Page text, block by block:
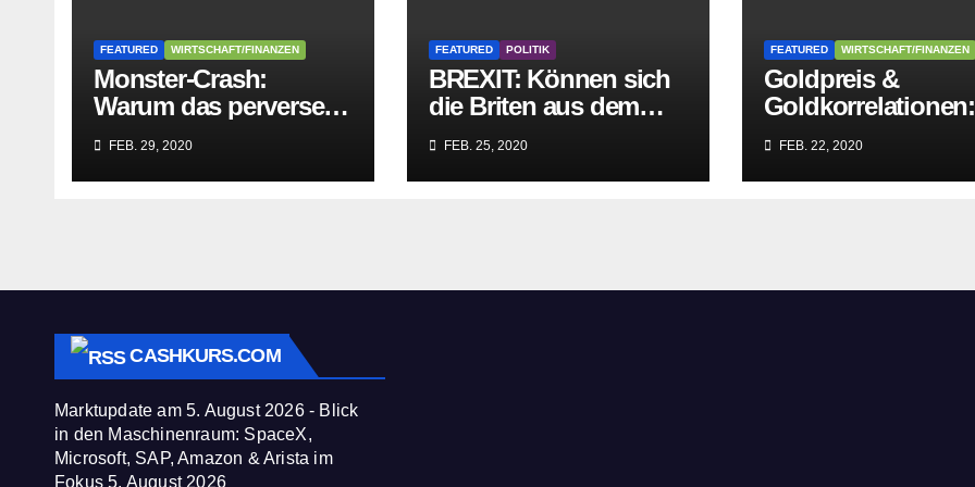
FEATURED WIRTSCHAFT/FINANZEN
Monster-Crash:
Warum das perverse
Lügengebäude der
Sozialisten in sich
zusammenbricht!
FEB. 29, 2020
FEATURED POLITIK
BREXIT: Können sich
die Briten aus dem
Würgegriff der
parasitären EU-Mafia
befreien?
FEB. 25, 2020
FEATURED WIRTSCHAFT/FINANZEN
Goldpreis &
Goldkorrelationen:
Warum man die
Goldpreisanalyse
besser Profis
FEB. 22, 2020
CASHKURS.COM
Marktupdate am 5. August 2026 - Blick
in den Maschinenraum: SpaceX,
Microsoft, SAP, Amazon & Arista im
Fokus 5. August 2026